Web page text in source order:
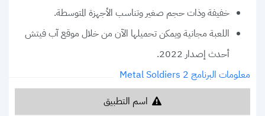
خفيفة وذات حجم صغير وتناسب الأجهزة المتوسطة.
اللعبة مجانية ويمكن تحميلها الآن من خلال موقع آب فيتش
أحدث إصدار 2022.
معلومات البرنامج Metal Soldiers 2
اسم التطبيق